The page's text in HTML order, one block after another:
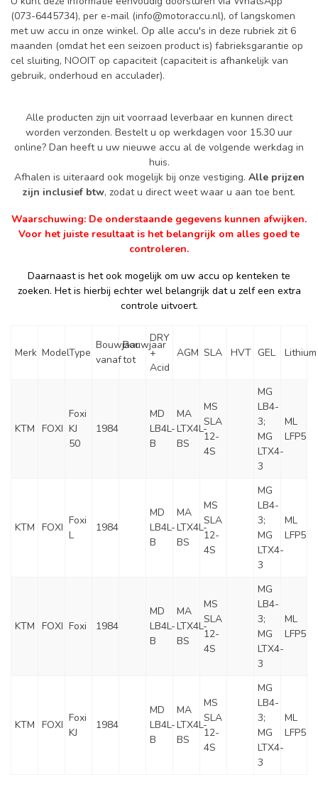
(073-6445734), per e-mail (info@motoraccu.nl), of langskomen
met uw accu in onze winkel. Op alle accu's in deze rubriek zit 6
maanden (omdat het een seizoen product is) fabrieksgarantie op
cel sluiting, NOOIT op capaciteit (capaciteit is afhankelijk van
gebruik, onderhoud en acculader).
Alle producten zijn uit voorraad leverbaar en kunnen direct
worden verzonden. Bestelt u op werkdagen voor 15.30 uur
online? Dan heeft u uw nieuwe accu al de volgende werkdag in
huis.
Afhalen is uiteraard ook mogelijk bij onze vestiging. Alle prijzen
zijn inclusief btw, zodat u direct weet waar u aan toe bent.
Waarschuwing: De onderstaande gegevens kunnen afwijken.
Voor het juiste resultaat is het belangrijk om alles goed te
controleren.
Daarnaast is het ook mogelijk om uw accu op kenteken te
zoeken. Het is hierbij echter wel belangrijk dat u zelf een extra
controle uitvoert.
Merk ModelType
Bouwjaar
vanaf
Bouwjaar
tot
DRY
+
Acid
AGM SLA HVT GEL Lithium
KTM FOXI
Foxi
KJ
50
1984
MD
LB4L-
B
MA
LTX4L-
BS
MS
SLA
12-
4S
MG
LB4-
3;
MG
LTX4-
3
ML
LFP5
KTM FOXI
Foxi
L
1984
MD
LB4L-
B
MA
LTX4L-
BS
MS
SLA
12-
4S
MG
LB4-
3;
MG
LTX4-
3
ML
LFP5
KTM FOXI Foxi 1984
MD
LB4L-
B
MA
LTX4L-
BS
MS
SLA
12-
4S
MG
LB4-
3;
MG
LTX4-
3
ML
LFP5
KTM FOXI
Foxi
KJ
1984
MD
LB4L-
B
MA
LTX4L-
BS
MS
SLA
12-
4S
MG
LB4-
3;
MG
LTX4-
3
ML
LFP5